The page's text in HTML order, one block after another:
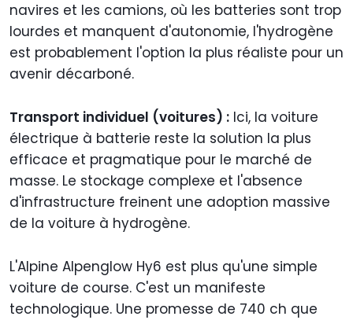
navires et les camions, où les batteries sont trop
lourdes et manquent d'autonomie, l'hydrogène
est probablement l'option la plus réaliste pour un
avenir décarboné.
Transport individuel (voitures) : Ici, la voiture
électrique à batterie reste la solution la plus
efficace et pragmatique pour le marché de
masse. Le stockage complexe et l'absence
d'infrastructure freinent une adoption massive
de la voiture à hydrogène.
L'Alpine Alpenglow Hy6 est plus qu'une simple
voiture de course. C'est un manifeste
technologique. Une promesse de 740 ch que